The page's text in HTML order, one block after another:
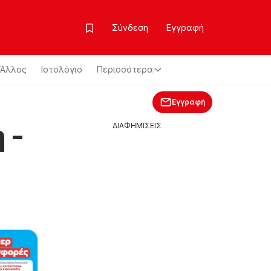
Σύνδεση Εγγραφή
Άλλος Ιστολόγιο Περισσότερα
Εγγραφή
-
ΔΙΑΦΗΜΙΣΕΙΣ